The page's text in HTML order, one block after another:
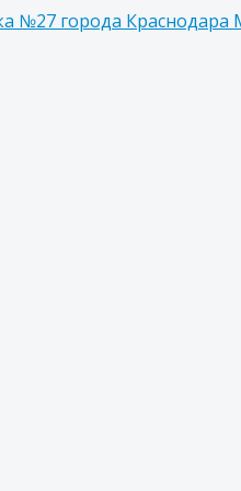
№27 города Краснодара